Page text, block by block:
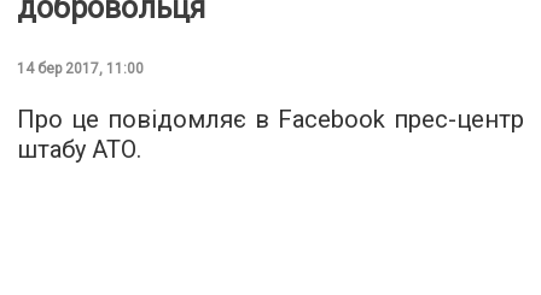
добровольця
14 бер 2017, 11:00
Про це повідомляє в Facebook прес-центр
штабу АТО.